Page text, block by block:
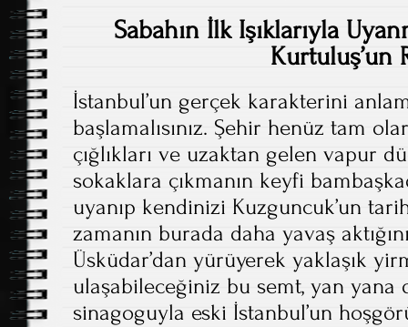
Sabahın İlk Işıklarıyla
Kurtuluş’un
İstanbul’un gerçek karakterini
başlamalısınız. Şehir henüz tam
çığlıkları ve uzaktan gelen vapur
sokaklara çıkmanın keyfi
uyanıp kendinizi Kuzguncuk’un
zamanın burada daha yavaş
Üsküdar’dan yürüyerek yaklaşık
ulaşabileceğiniz bu semt, yan yana
sinagoguyla eski İstanbul’un